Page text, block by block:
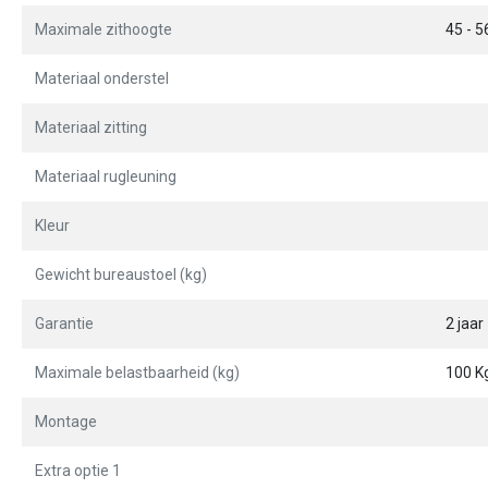
Maximale zithoogte 45 -
Materiaal onderstel
Materiaal zitting
Materiaal rugleuning
Kleur
Gewicht bureaustoel (kg)
Garantie 2 jaar
Maximale belastbaarheid (kg) 100
Montage
Extra optie 1